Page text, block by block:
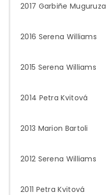
2017 Garbiñe Muguruza
2016 Serena Williams
2015 Serena Williams
2014 Petra Kvitová
2013 Marion Bartoli
2012 Serena Williams
2011 Petra Kvitová